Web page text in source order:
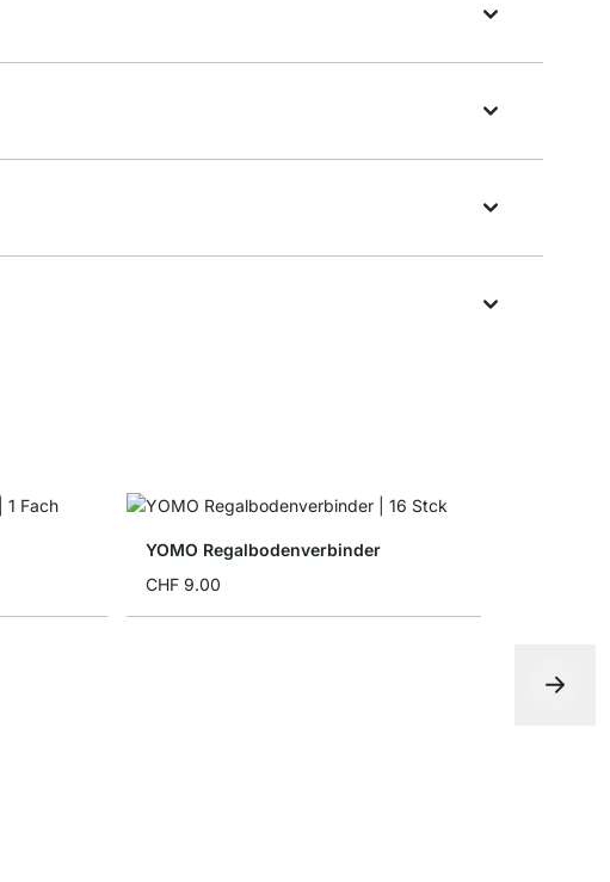
YOMO Regalbodenverbinder
CHF 9.00